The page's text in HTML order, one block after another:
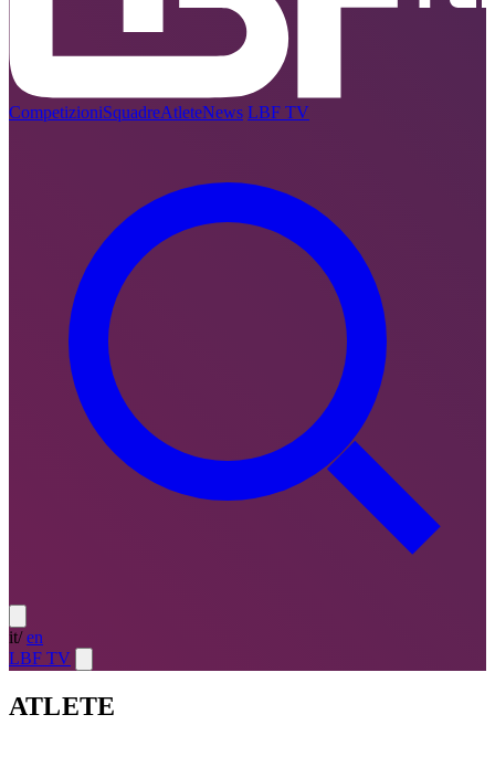
CompetizioniSquadreAtleteNews LBF TV
it/ en
LBF TV
ATLETE